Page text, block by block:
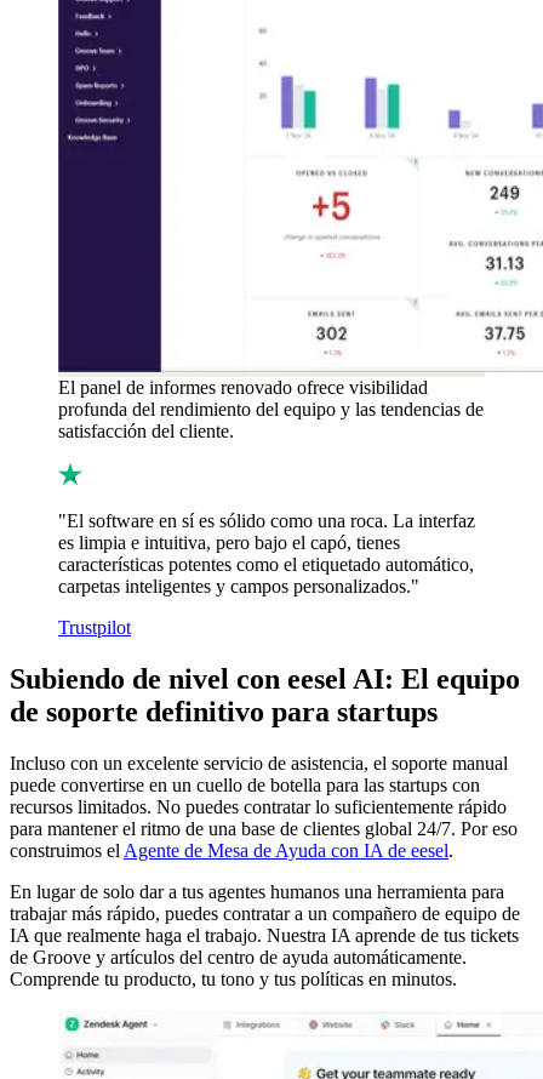
El panel de informes renovado ofrece visibilidad
profunda del rendimiento del equipo y las tendencias de
satisfacción del cliente.
"El software en sí es sólido como una roca. La interfaz
es limpia e intuitiva, pero bajo el capó, tienes
características potentes como el etiquetado automático,
carpetas inteligentes y campos personalizados."
Trustpilot
Subiendo de nivel con eesel AI: El equipo
de soporte definitivo para startups
Incluso con un excelente servicio de asistencia, el soporte manual
puede convertirse en un cuello de botella para las startups con
recursos limitados. No puedes contratar lo suficientemente rápido
para mantener el ritmo de una base de clientes global 24/7. Por eso
construimos el Agente de Mesa de Ayuda con IA de eesel.
En lugar de solo dar a tus agentes humanos una herramienta para
trabajar más rápido, puedes contratar a un compañero de equipo de
IA que realmente haga el trabajo. Nuestra IA aprende de tus tickets
de Groove y artículos del centro de ayuda automáticamente.
Comprende tu producto, tu tono y tus políticas en minutos.